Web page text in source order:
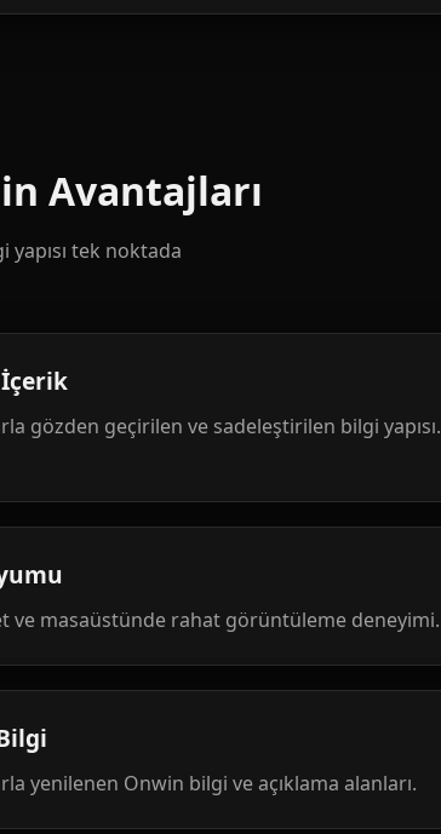
Avantajları
yapısı tek noktada
gözden geçirilen ve sadeleştirilen bilgi yapısı.
ve masaüstünde rahat görüntüleme deneyimi.
yenilenen Onwin bilgi ve açıklama alanları.